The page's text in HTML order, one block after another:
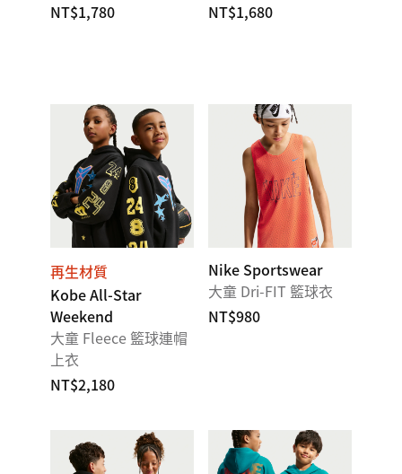
NT$1,780
NT$1,680
再生材質
Kobe All-Star
Weekend
大童 Fleece 籃球連帽
上衣
NT$2,180
Nike Sportswear
大童 Dri-FIT 籃球衣
NT$980